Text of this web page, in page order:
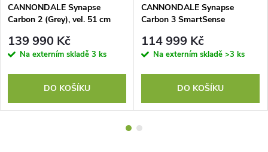
CANNONDALE Synapse
Carbon 2 (Grey), vel. 51 cm
139 990 Kč
Na externím skladě 3 ks
DO KOŠÍKU
CANNONDALE Synapse
Carbon 3 SmartSense
114 999 Kč
Na externím skladě >3 ks
DO KOŠÍKU